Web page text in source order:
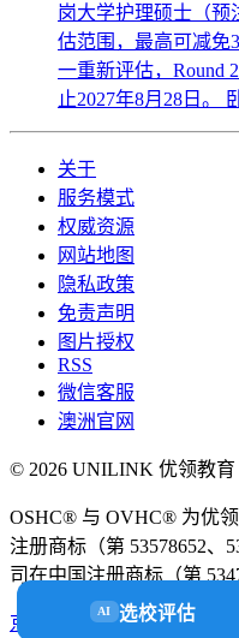
岗大学护理硕士（预
估范围，最高可减免
一重新评估，Round
止2027年8月28日。
关于
服务模式
权威资源
网站地图
隐私政策
免责声明
图片授权
RSS
微信客服
澳洲官网
© 2026 UNILINK 优领教育
OSHC® 与 OVHC® 为优
注册商标（第 53578652、
司在中国注册商标（第
京ICP备18058112号
AI 选校评估